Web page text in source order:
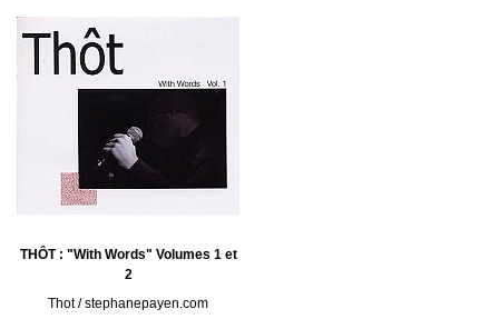
THÔT : "With Words" Volumes 1 et
2
Thot / stephanepayen.com